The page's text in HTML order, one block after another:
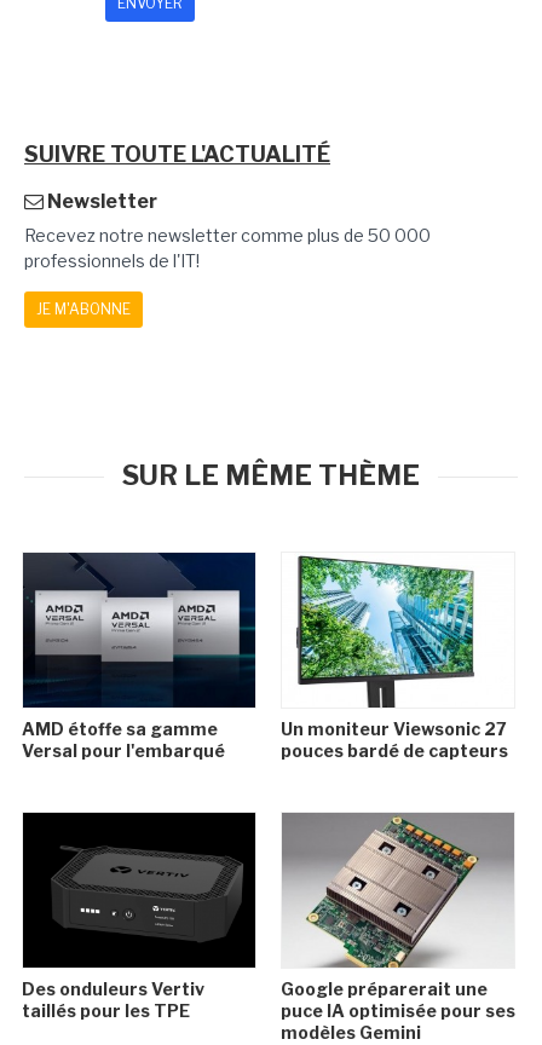
SUIVRE TOUTE L'ACTUALITÉ
Newsletter
Recevez notre newsletter comme plus de 50 000
professionnels de l'IT!
JE M'ABONNE
SUR LE MÊME THÈME
AMD étoffe sa gamme
Versal pour l'embarqué
Un moniteur Viewsonic 27
pouces bardé de capteurs
Des onduleurs Vertiv
taillés pour les TPE
Google préparerait une
puce IA optimisée pour ses
modèles Gemini